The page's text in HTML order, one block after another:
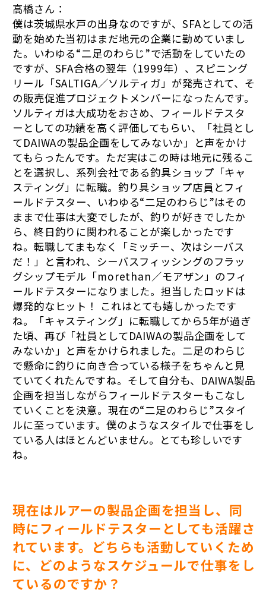
高橋さん：
僕は茨城県水戸の出身なのですが、SFAとしての活
動を始めた当初はまだ地元の企業に勤めていまし
た。いわゆる“二足のわらじ”で活動をしていたの
ですが、SFA合格の翌年（1999年）、スピニング
リール「SALTIGA／ソルティガ」が発売されて、そ
の販売促進プロジェクトメンバーになったんです。
ソルティガは大成功をおさめ、フィールドテスタ
ーとしての功績を高く評価してもらい、「社員とし
てDAIWAの製品企画をしてみないか」と声をかけ
てもらったんです。ただ実はこの時は地元に残るこ
とを選択し、系列会社である釣具ショップ「キャ
スティング」に転職。釣り具ショップ店員とフィ
ールドテスター、いわゆる“二足のわらじ”はその
ままで仕事は大変でしたが、釣りが好きでしたか
ら、終日釣りに関われることが楽しかったです
ね。転職してまもなく「ミッチー、次はシーバス
だ！」と言われ、シーバスフィッシングのフラッ
グシップモデル「morethan／モアザン」のフィ
ールドテスターになりました。担当したロッドは
爆発的なヒット！ これはとても嬉しかったです
ね。「キャスティング」に転職してから5年が過ぎ
た頃、再び「社員としてDAIWAの製品企画をして
みないか」と声をかけられました。二足のわらじ
で懸命に釣りに向き合っている様子をちゃんと見
ていてくれたんですね。そして自分も、DAIWA製品
企画を担当しながらフィールドテスターもこなし
ていくことを決意。現在の“二足のわらじ”スタイ
ルに至っています。僕のようなスタイルで仕事をし
ている人はほとんどいません。とても珍しいです
ね。
現在はルアーの製品企画を担当し、同
時にフィールドテスターとしても活躍さ
れています。どちらも活動していくため
に、どのようなスケジュールで仕事をし
ているのですか？